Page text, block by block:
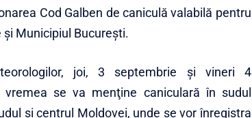
Cod Galben de caniculă valabilă pentru
şi Municipiul Bucureşti.
joi, 3 septembrie şi vineri 4
vremea se va menţine caniculară în sudul
şi centrul Moldovei, unde se vor înregistra